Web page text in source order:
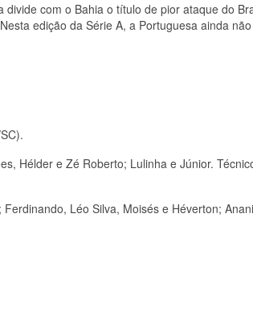
com o Bahia o título de pior ataque do
edição da Série A, a Portuguesa ainda
Hélder e Zé Roberto; Lulinha e Júnior.
Léo Silva, Moisés e Héverton;